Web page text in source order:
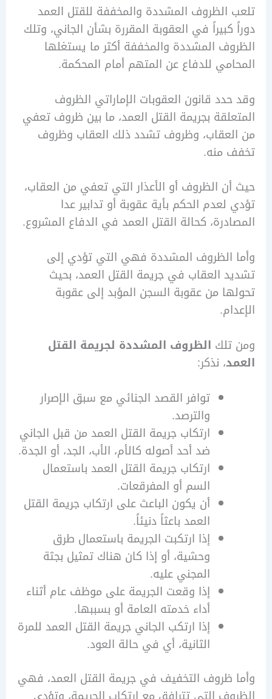
المشددة والمخففة للقتل العمد
في العقوبة المقررة بشأن الجاني، وتلك
المشددة والمخففة أكثر ما يستغلها
للدفاع عن المتهم أمام المحكمة.
قانون العقوبات الإماراتي الظروف
بجريمة القتل العمد، ما بين ظروف تعفي
وظروف تشدد ذلك العقاب وظروف
منه.
الظروف أو الأعذار التي تعفي من العقاب،
الحكم بأية عقوبة أو تدابير عدا
كحالة القتل العمد في الدفاع المشروع.
الظروف المشددة فهي التي تؤدي إلى
العقاب في جريمة القتل العمد، بحيث
من عقوبة السجن المؤبد إلى عقوبة
الظروف المشددة لجريمة القتل
، نذكر:
توافر القصد الجنائي مع سبق الإصرار
ارتكاب جريمة القتل العمد من قبل الجاني
ضد أحد أصوله كالأم، الأب، الجد، أو الجدة.
ارتكاب جريمة القتل العمد باستعمال
السم أو المفرقعات.
أن يكون الباعث على ارتكاب جريمة القتل
العمد باعثاً دنيئاً.
إذا ارتكبت الجريمة باستعمال طرق
وحشية، أو إذا كان هناك تمثيل بجثة
المجني عليه.
إذا وقعت الجريمة على موظف عام أثناء
أداء خدمته العامة أو بسببها.
إذا ارتكب الجاني جريمة القتل العمد للمرة
الثانية، أي في حالة العود.
ظروف التخفيف في جريمة القتل العمد، فهي